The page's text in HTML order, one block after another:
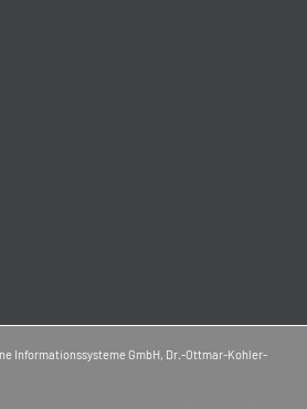
Informationssysteme GmbH, Dr.-Ottmar-Kohler-